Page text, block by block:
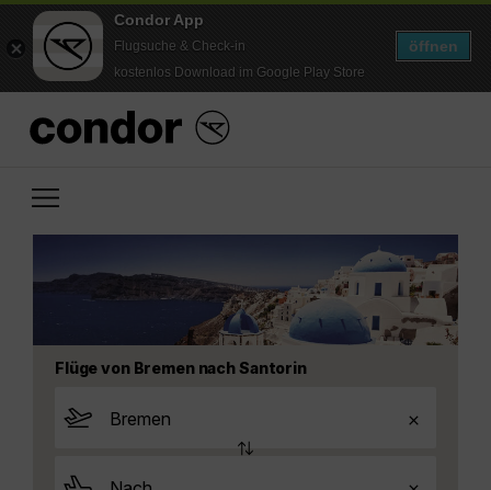
Condor App
Flugsuche & Check-in
kostenlos Download im Google Play Store
öffnen
Flüge von Bremen nach Santorin